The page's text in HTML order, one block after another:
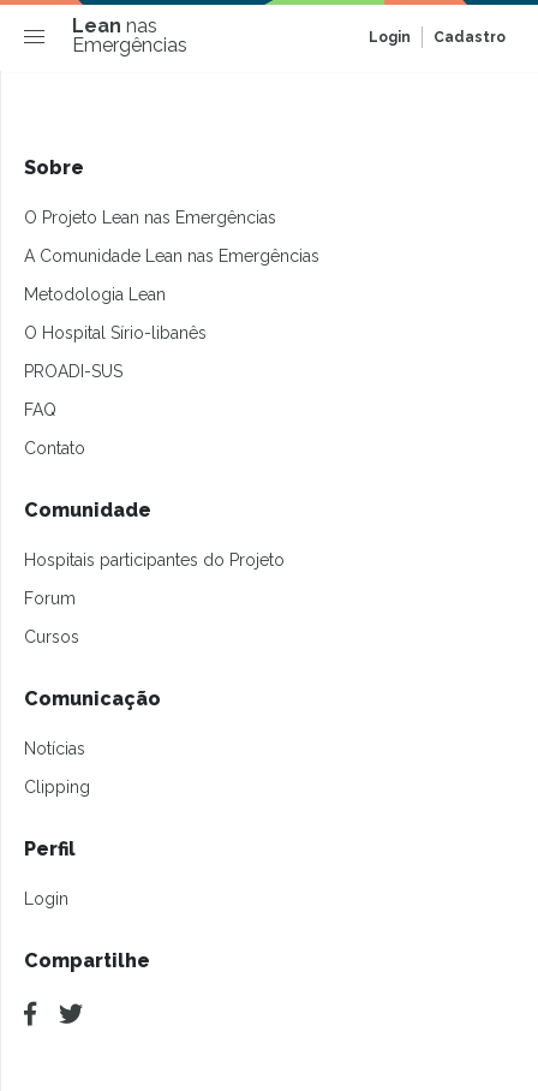
Lean nas
Emergências
Login Cadastro
Sobre
O Projeto Lean nas Emergências
A Comunidade Lean nas Emergências
Metodologia Lean
O Hospital Sírio-libanês
PROADI-SUS
FAQ
Contato
Comunidade
Hospitais participantes do Projeto
Forum
Cursos
Comunicação
Notícias
Clipping
Perfil
Login
Compartilhe